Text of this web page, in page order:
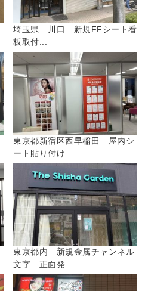
埼玉県 川口 新規FFシート看
板取付...
東京都新宿区西早稲田 屋内シ
ート貼り付け...
東京都内 新規金属チャンネル
文字 正面発...